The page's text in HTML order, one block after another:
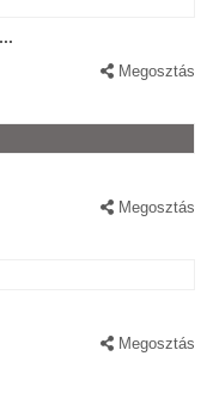
Megosztás
Megosztás
Megosztás